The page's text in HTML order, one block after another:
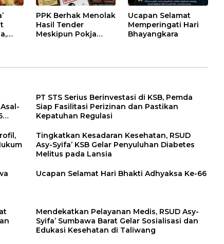
PPK Berhak Menolak
Hasil Tender
Meskipun Pokja
Ucapan Selamat
Memperingati Hari
Bhayangkara
PT STS Serius Berinvestasi di KSB, Pemda
Siap Fasilitasi Perizinan dan Pastikan
Kepatuhan Regulasi
Tingkatkan Kesadaran Kesehatan, RSUD
Asy-Syifa’ KSB Gelar Penyuluhan Diabetes
Melitus pada Lansia
Ucapan Selamat Hari Bhakti Adhyaksa Ke-66
Mendekatkan Pelayanan Medis, RSUD Asy-
Syifa’ Sumbawa Barat Gelar Sosialisasi dan
Edukasi Kesehatan di Taliwang